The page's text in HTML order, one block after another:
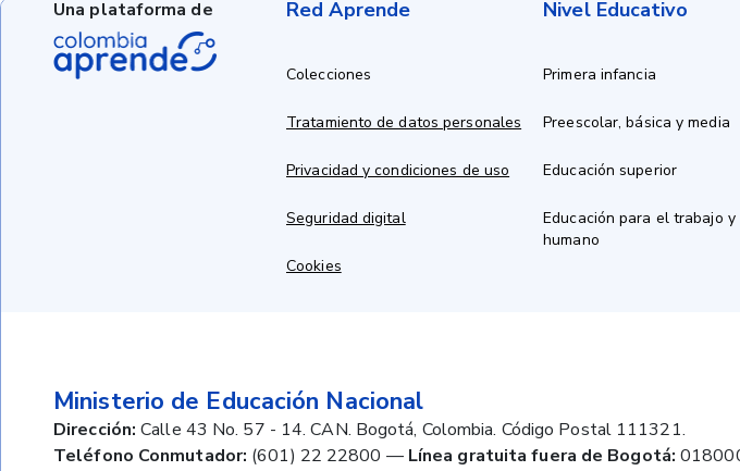
Red Aprende
Colecciones
Tratamiento de datos personales
Privacidad y condiciones de uso
Seguridad digital
Cookies
Nivel Educativo
Primera infancia
Preescolar, básica y media
Educación superior
Educación para el trabajo
humano
Ministerio de Educación Nacional
Dirección: Calle 43 No. 57 - 14. CAN. Bogotá, Colombia. Código Postal 111321.
Teléfono Conmutador: (601) 22 22800 — Línea gratuita fuera de Bogotá:
Una plataforma de